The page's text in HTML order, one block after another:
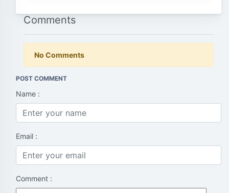
Comments
No Comments
POST COMMENT
Name :
Email :
Comment :